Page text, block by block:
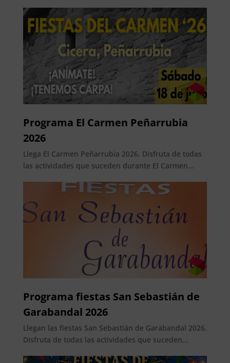
Programa El Carmen Peñarrubia
2026
Llega El Carmen Peñarrubia 2026. Disfruta de todas
las actividades que suceden durante El Carmen...
Programa fiestas San Sebastián de
Garabandal 2026
Llegan las fiestas San Sebastián de Garabandal 2026.
Disfruta de todas las actividades que suceden...